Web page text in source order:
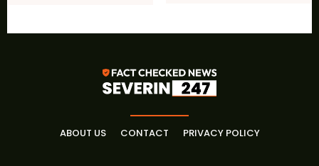
ABOUT US CONTACT PRIVACY POLICY